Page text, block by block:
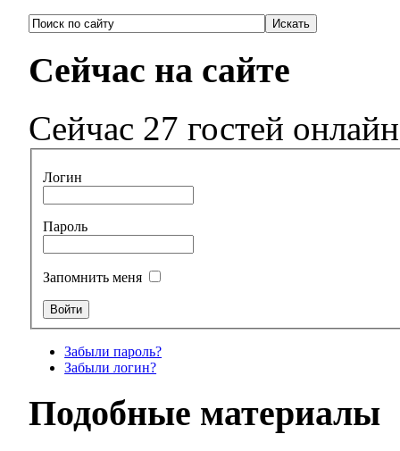
Сейчас на сайте
Сейчас 27 гостей онлайн
Логин
Пароль
Запомнить меня
Забыли пароль?
Забыли логин?
Подобные материалы